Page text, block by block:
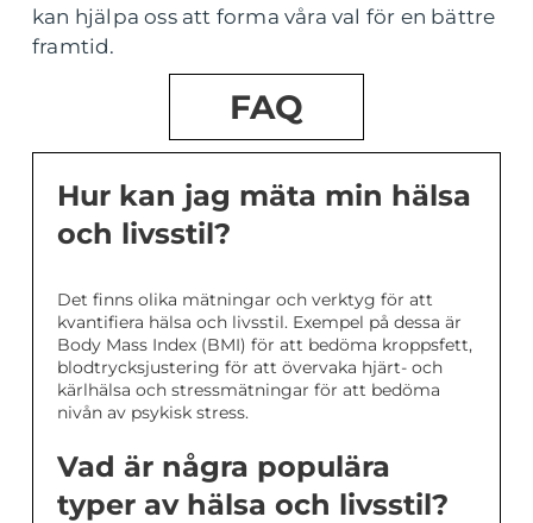
kan hjälpa oss att forma våra val för en bättre
framtid.
FAQ
Hur kan jag mäta min hälsa
och livsstil?
Det finns olika mätningar och verktyg för att
kvantifiera hälsa och livsstil. Exempel på dessa är
Body Mass Index (BMI) för att bedöma kroppsfett,
blodtrycksjustering för att övervaka hjärt- och
kärlhälsa och stressmätningar för att bedöma
nivån av psykisk stress.
Vad är några populära
typer av hälsa och livsstil?